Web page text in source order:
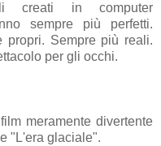
creati in computer
sempre più perfetti.
Sempre più reali.
per gli occhi.
meramente divertente
"L'era glaciale".